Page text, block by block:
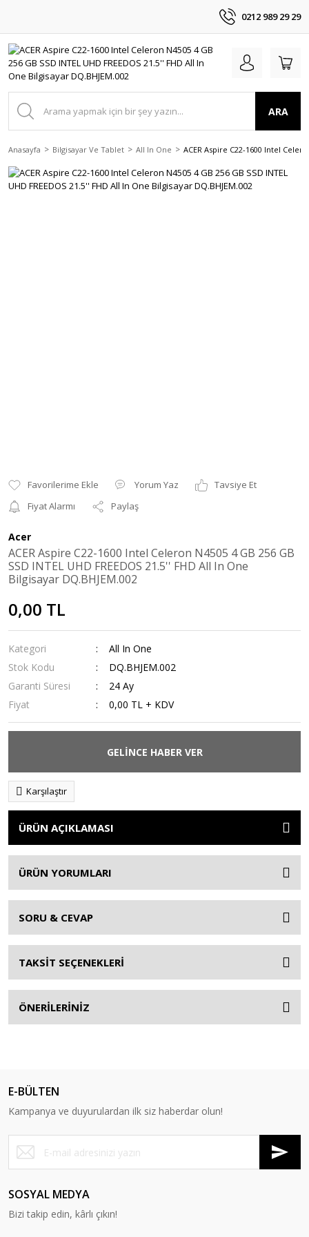
0212 989 29 29
ARA
Anasayfa Bilgisayar Ve Tablet All In One ACER Aspire C22-1600 Intel
Yorum Yaz
Tavsiye Et
Fiyat Alarmı
Paylaş
Acer
ACER Aspire C22-1600 Intel Celeron N4505 4 GB 256 GB
SSD INTEL UHD FREEDOS 21.5'' FHD All In One
Bilgisayar DQ.BHJEM.002
0,00 TL
Kategori
All In One
Stok Kodu
DQ.BHJEM.002
Garanti Süresi
24 Ay
Fiyat
0,00 TL + KDV
GELİNCE HABER VER
Karşılaştır
ÜRÜN AÇIKLAMASI
ÜRÜN YORUMLARI
SORU & CEVAP
TAKSİT SEÇENEKLERİ
ÖNERİLERİNİZ
E-BÜLTEN
Kampanya ve duyurulardan ilk siz haberdar olun!
SOSYAL MEDYA
Bizi takip edin, kârlı çıkın!